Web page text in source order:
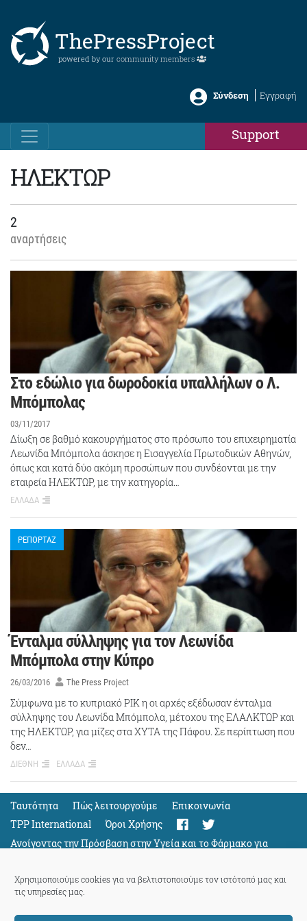
Χρησιμοποιούμε cookies για να βελτιστοποιούμε τον ιστότοπό μας και
τις υπηρεσίες μας.
ThePressProject
powered by our community members
Σύνδεση Εγγραφή
Support
ΗΛΕΚΤΩΡ
2
αναρτήσεις
Στο εδώλιο για δωροδοκία υπαλλήλων ο Λ.
Μπόμπολας
03/11/2017
Δίωξη σε βαθμό κακουργήματος στο πρόσωπο του επιχειρηματία
Λεωνίδα Μπόμπολα άσκησε η Εισαγγελία Πρωτοδικών Αθηνών,
όπως και κατά δύο ακόμη προσώπων που συνδέονται με την
εταιρεία ΗΛΕΚΤΩΡ, με την κατηγορία…
ΕΛΛΑΔΑ
ΡΕΠΟΡΤΑΖ
Ένταλμα σύλληψης για τον Λεωνίδα
Μπόμπολα στην Κύπρο
26/03/2016 The Press Project
Σύμφωνα με το κυπριακό ΡΙΚ η οι αρχές εξέδωσαν ένταλμα
σύλληψης του Λεωνίδα Μπόμπολα, μέτοχου της ΕΛΑΛΚΤΩΡ και
της ΗΛΕΚΤΩΡ, για μίζες στα ΧΥΤΑ της Πάφου. Σε περίπτωση που
δεν…
ΔΙΕΘΝΗ ΕΛΛΑΔΑ
Ταυτότητα Πώς λειτουργούμε
Eπικοινωνία
TPP International
Όροι Χρήσης
Ανοίγοντας την Πρόσβαση στην Υγεία και το Φάρμακο για
Όλους
Support